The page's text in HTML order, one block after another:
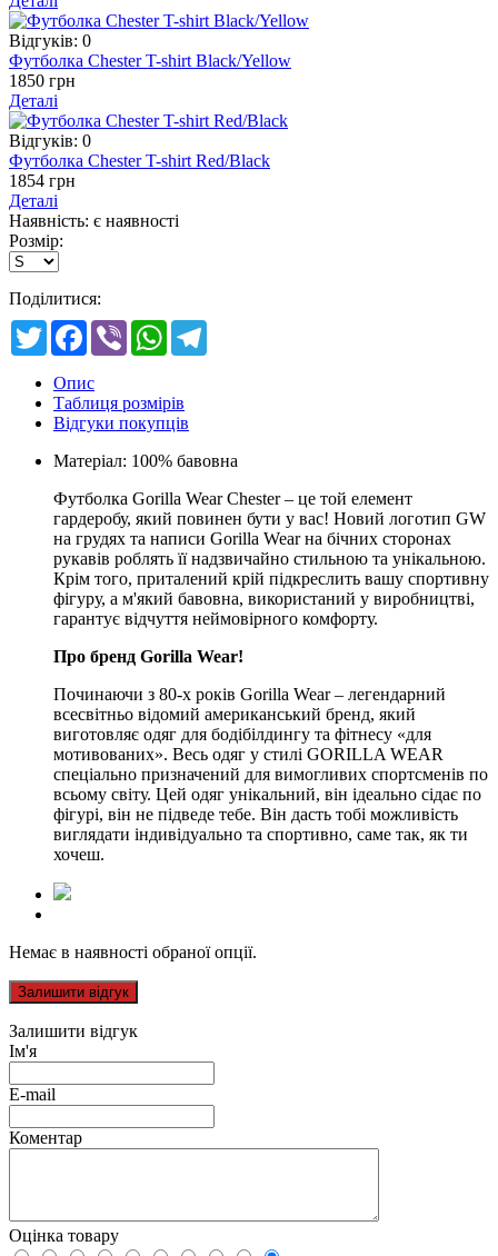
Відгуків: 0
Футболка Chester T-shirt Black/Yellow
1850 грн
Деталі
Відгуків: 0
Футболка Chester T-shirt Red/Black
1854 грн
Деталі
Наявність: є наявності
Розмір:
Поділитися:
TwitterFacebook
Viber WhatsApp
Опис
Таблиця розмірів
Відгуки покупців
Матеріал: 100% бавовна
Футболка Gorilla Wear Chester – це той елемент
гардеробу, який повинен бути у вас! Новий логотип GW
на грудях та написи Gorilla Wear на бічних сторонах
рукавів роблять її надзвичайно стильною та унікальною.
Крім того, приталений крій підкреслить вашу спортивну
фігуру, а м'який бавовна, використаний у виробництві,
гарантує відчуття неймовірного комфорту.
Про бренд Gorilla Wear!
Починаючи з 80-х років Gorilla Wear – легендарний
всесвітньо відомий американський бренд, який
виготовляє одяг для бодібілдингу та фітнесу «для
мотивованих». Весь одяг у стилі GORILLA WEAR
спеціально призначений для вимогливих спортсменів по
всьому світу. Цей одяг унікальний, він ідеально сідає по
фігурі, він не підведе тебе. Він дасть тобі можливість
виглядати індивідуально та спортивно, саме так, як ти
хочеш.
Немає в наявності обраної опції.
Залишити відгук
Залишити відгук
Ім'я
E-mail
Коментар
Оцінка товару